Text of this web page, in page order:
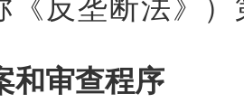
《反垄断法》
和审查程序